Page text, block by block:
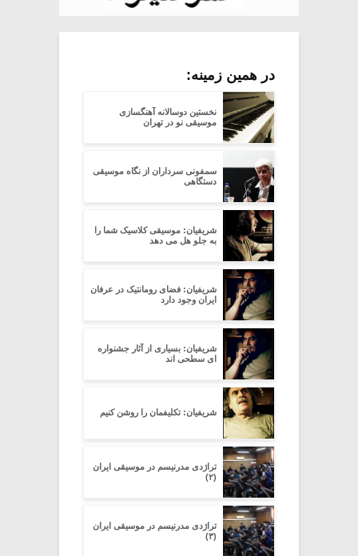
در همین زمینه:
نخستین دوسالانه آهنگسازی
موسیقی نو در تهران
سمفونی سرداران از نگاه موسیقی
دستگاهی
شریفیان: موسیقی کلاسیک شما را
به جلو هل می دهد
شریفیان: فضای رومانتیک در عرفان
ایران وجود دارد
شریفیان: بسیاری از آثار جشنواره
ای سطحی اند
شریفیان: تکلیفمان را روشن کنیم
تراژدی مدرنیسم در موسیقی ایران
(۲)
تراژدی مدرنیسم در موسیقی ایران
(۳)